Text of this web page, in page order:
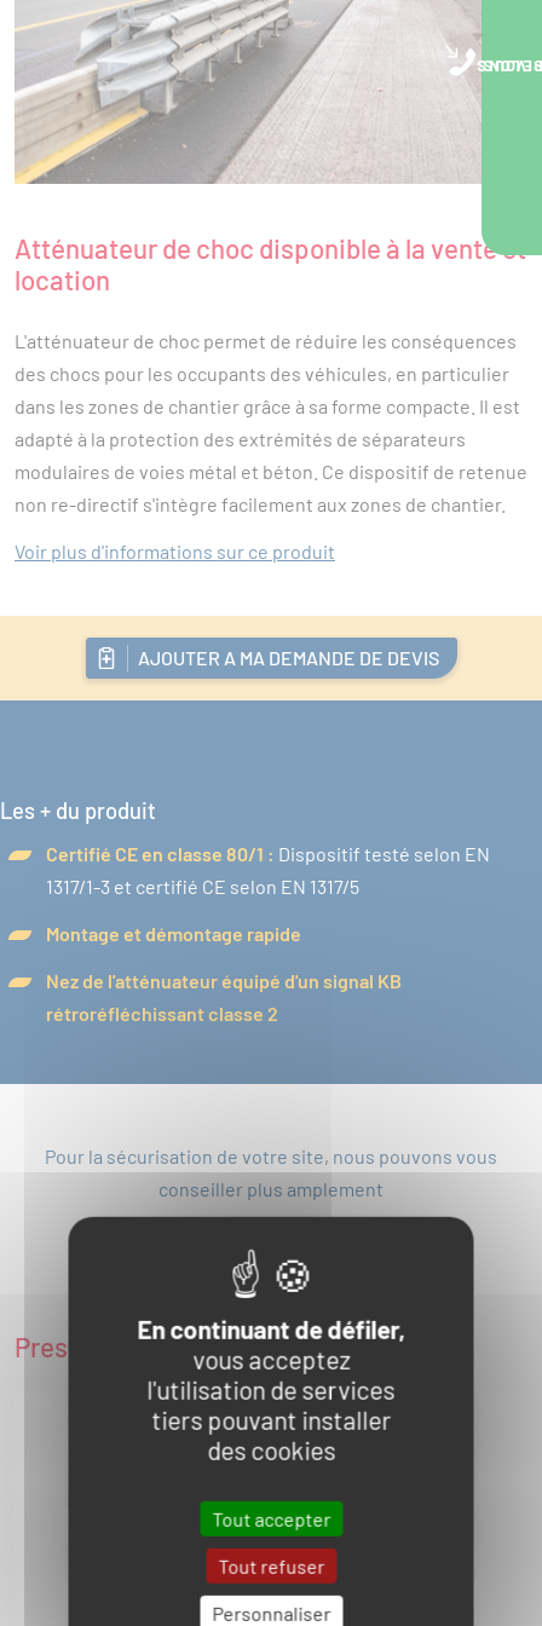
Atténuateur de choc disponible à la vente et
location
L'atténuateur de choc permet de réduire les conséquences
des chocs pour les occupants des véhicules, en particulier
dans les zones de chantier grâce à sa forme compacte. Il est
adapté à la protection des extrémités de séparateurs
modulaires de voies métal et béton. Ce dispositif de retenue
non re-directif s'intègre facilement aux zones de chantier.
Voir plus d'informations sur ce produit
AJOUTER A MA DEMANDE DE DEVIS
Les + du produit
Certifié CE en classe 80/1 : Dispositif testé selon EN
1317/1-3 et certifié CE selon EN 1317/5
Montage et démontage rapide
Nez de l'atténuateur équipé d'un signal KB
rétroréfléchissant classe 2
Pour la sécurisation de votre site, nous pouvons vous
conseiller plus amplement
Prestations associées
NOUS VOUS
En continuant de défiler,
vous acceptez
l'utilisation de services
tiers pouvant installer
des cookies
Tout accepter
Tout refuser
Personnaliser